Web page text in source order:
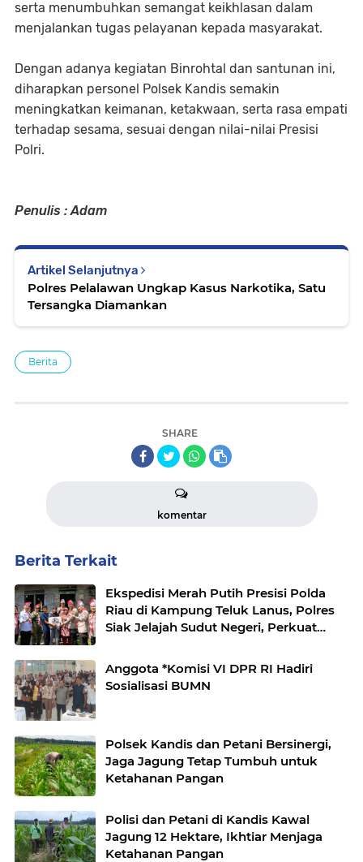
serta menumbuhkan semangat keikhlasan dalam
menjalankan tugas pelayanan kepada masyarakat.
Dengan adanya kegiatan Binrohtal dan santunan ini,
diharapkan personel Polsek Kandis semakin
meningkatkan keimanan, ketakwaan, serta rasa empati
terhadap sesama, sesuai dengan nilai-nilai Presisi
Polri.
Penulis : Adam
Artikel Selanjutnya
Polres Pelalawan Ungkap Kasus Narkotika, Satu
Tersangka Diamankan
Berita
SHARE
komentar
Berita Terkait
Ekspedisi Merah Putih Presisi Polda
Riau di Kampung Teluk Lanus, Polres
Siak Jelajah Sudut Negeri, Perkuat
81,Hadirkan Senyuman
Anggota *Komisi VI DPR RI Hadiri
Sosialisasi BUMN
Polsek Kandis dan Petani Bersinergi,
Jaga Jagung Tetap Tumbuh untuk
Ketahanan Pangan
Polisi dan Petani di Kandis Kawal
Jagung 12 Hektare, Ikhtiar Menjaga
Ketahanan Pangan